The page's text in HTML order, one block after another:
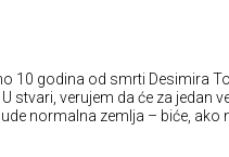
10 godina od smrti Desimira
stvari, verujem da će za jedan
normalna zemlja – biće, ako